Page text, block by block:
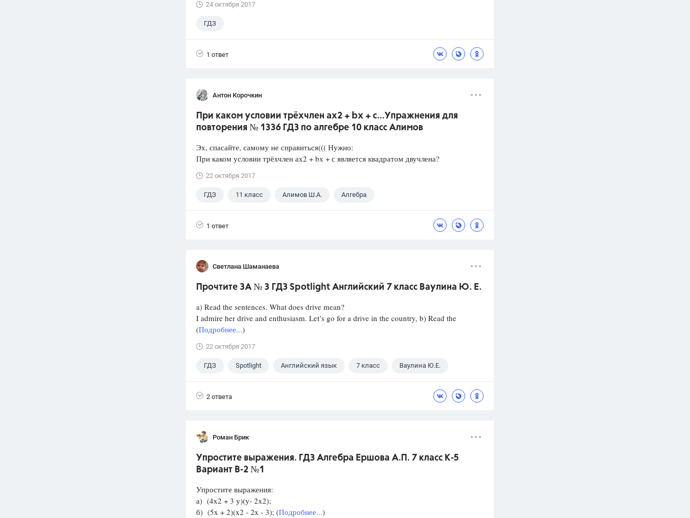
24 октября 2017
ГДЗ
1 ответ
Антон Корочкин
При каком условии трёхчлен ах2 + bх + с...Упражнения для
повторения № 1336 ГДЗ по алгебре 10 класс Алимов
Эх, спасайте, самому не справиться((( Нужно:
При каком условии трёхчлен ах2 + bх + с является квадратом двучлена?
22 октября 2017
ГДЗ 11 класс Алимов Ш.А. Алгебра
1 ответ
Светлана Шаманаева
Прочтите 3A № 3 ГДЗ Spotlight Английский 7 класс Ваулина Ю. Е.
a) Read the sentences. What does drive mean?
I admire her drive and enthusiasm. Let’s go for a drive in the country, b) Read the
(Подробнее...)
22 октября 2017
ГДЗ Spotlight Английский язык 7 класс Ваулина Ю.Е.
2 ответа
Роман Брик
Упростите выражения. ГДЗ Алгебра Ершова А.П. 7 класс К-5
Вариант В-2 №1
Упростите выражения:
а) (4x2 + 3 у)(у- 2x2);
б) (5x + 2)(x2 - 2x - 3); (Подробнее...)